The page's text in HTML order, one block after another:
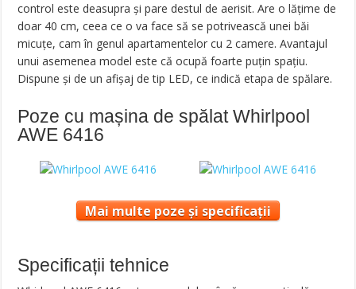
control este deasupra și pare destul de aerisit. Are o lățime de
doar 40 cm, ceea ce o va face să se potrivească unei băi
micuțe, cam în genul apartamentelor cu 2 camere. Avantajul
unui asemenea model este că ocupă foarte puțin spațiu.
Dispune și de un afișaj de tip LED, ce indică etapa de spălare.
Poze cu mașina de spălat Whirlpool
AWE 6416
Mai multe poze și specificații
Specificații tehnice